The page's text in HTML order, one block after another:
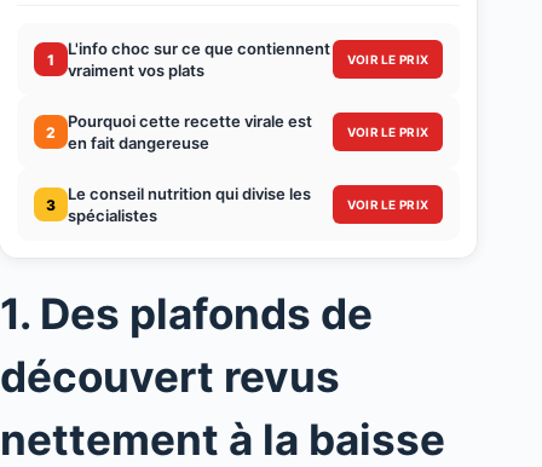
1
L'info choc sur ce que contiennent
vraiment vos plats
VOIR LE PRIX
2
Pourquoi cette recette virale est
en fait dangereuse
VOIR LE PRIX
3
Le conseil nutrition qui divise les
spécialistes
VOIR LE PRIX
1. Des plafonds de
découvert revus
nettement à la baisse